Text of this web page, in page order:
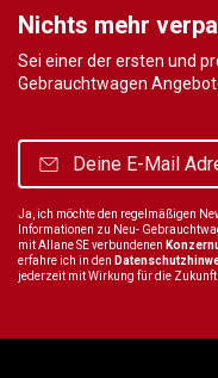
Nichts mehr
Sei einer der ersten und
Gebrauchtwagen
Ja, ich möchte den regelmäßigen
Informationen zu Neu-
mit Allane SE verbundenen
erfahre ich in den
jederzeit mit Wirkung für die Zukunft